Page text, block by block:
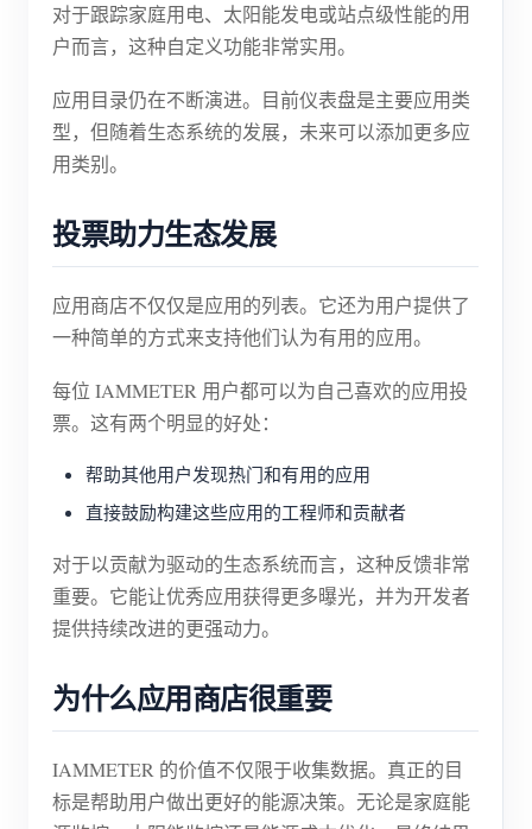
对于跟踪家庭用电、太阳能发电或站点级性能的用
户而言，这种自定义功能非常实用。
应用目录仍在不断演进。目前仪表盘是主要应用类
型，但随着生态系统的发展，未来可以添加更多应
用类别。
投票助力生态发展
应用商店不仅仅是应用的列表。它还为用户提供了
一种简单的方式来支持他们认为有用的应用。
每位 IAMMETER 用户都可以为自己喜欢的应用投
票。这有两个明显的好处：
帮助其他用户发现热门和有用的应用
直接鼓励构建这些应用的工程师和贡献者
对于以贡献为驱动的生态系统而言，这种反馈非常
重要。它能让优秀应用获得更多曝光，并为开发者
提供持续改进的更强动力。
为什么应用商店很重要
IAMMETER 的价值不仅限于收集数据。真正的目
标是帮助用户做出更好的能源决策。无论是家庭能